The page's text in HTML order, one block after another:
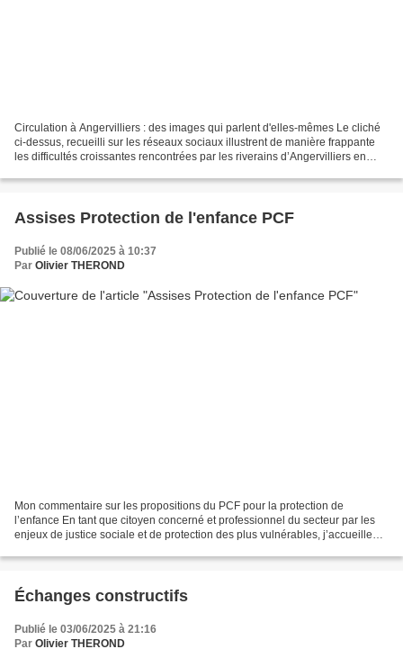
Circulation à Angervilliers : des images qui parlent d'elles-mêmes Le cliché
ci-dessus, recueilli sur les réseaux sociaux illustrent de manière frappante
les difficultés croissantes rencontrées par les riverains d’Angervilliers en
Assises Protection de l'enfance PCF
Publié le 08/06/2025 à 10:37
Par Olivier THEROND
Mon commentaire sur les propositions du PCF pour la protection de
l’enfance En tant que citoyen concerné et professionnel du secteur par les
enjeux de justice sociale et de protection des plus vulnérables, j’accueille
Échanges constructifs
Publié le 03/06/2025 à 21:16
Par Olivier THEROND